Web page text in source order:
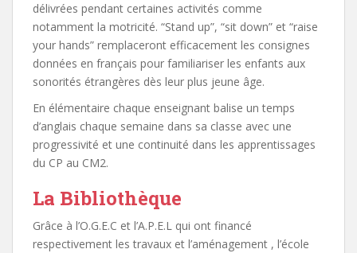
délivrées pendant certaines activités comme
notamment la motricité. “Stand up”, “sit down” et “raise
your hands” remplaceront efficacement les consignes
données en français pour familiariser les enfants aux
sonorités étrangères dès leur plus jeune âge.
En élémentaire chaque enseignant balise un temps
d’anglais chaque semaine dans sa classe avec une
progressivité et une continuité dans les apprentissages
du CP au CM2.
La Bibliothèque
Grâce à l’O.G.E.C et l’A.P.E.L qui ont financé
respectivement les travaux et l’aménagement , l’école